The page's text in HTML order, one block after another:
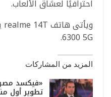
احترافيًا لعشاق الألعاب.
6300 5G.
المزيد من المشاركات
«فيكسد
تطوير أول